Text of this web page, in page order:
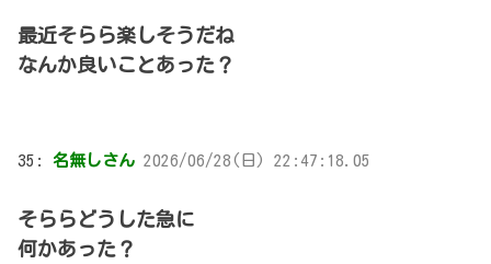
最近そらら楽しそうだね
なんか良いことあった？
35: 名無しさん 2026/06/28(日) 22:47:18.05
そららどうした急に
何かあった？